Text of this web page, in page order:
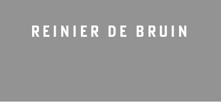
REINIER DE BRUIN